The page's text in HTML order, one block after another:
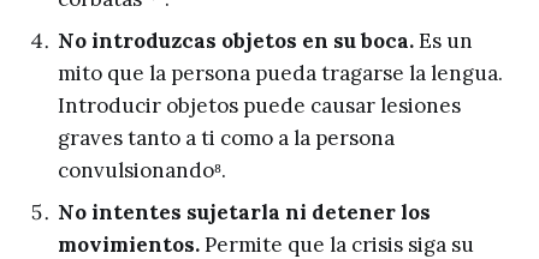
No introduzcas objetos en su boca.Es un
mito que la persona pueda tragarse la lengua.
Introducir objetos puede causar lesiones
graves tanto a ti como a la persona
convulsionando⁸.
No intentes sujetarla ni detener los
movimientos.Permite que la crisis siga su